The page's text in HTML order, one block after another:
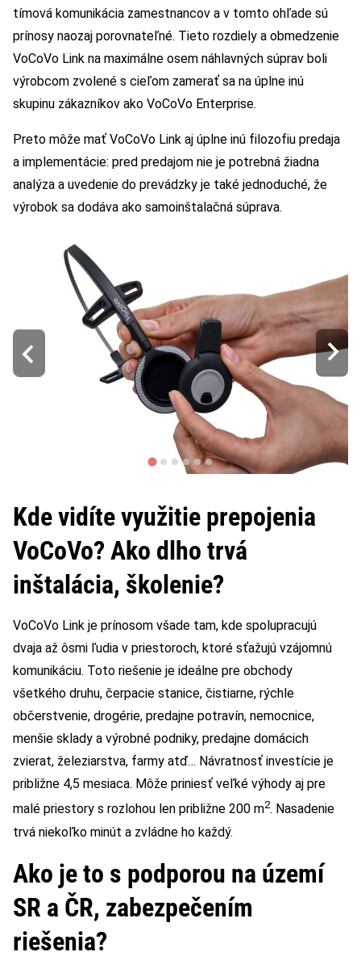
tímová komunikácia zamestnancov a v tomto ohľade sú
prínosy naozaj porovnateľné. Tieto rozdiely a obmedzenie
VoCoVo Link na maximálne osem náhlavných súprav boli
výrobcom zvolené s cieľom zamerať sa na úplne inú
skupinu zákazníkov ako VoCoVo Enterprise.
Preto môže mať VoCoVo Link aj úplne inú filozofiu predaja
a implementácie: pred predajom nie je potrebná žiadna
analýza a uvedenie do prevádzky je také jednoduché, že
výrobok sa dodáva ako samoinštalačná súprava.
Kde vidíte využitie prepojenia
VoCoVo? Ako dlho trvá
inštalácia, školenie?
VoCoVo Link je prínosom všade tam, kde spolupracujú
dvaja až ôsmi ľudia v priestoroch, ktoré sťažujú vzájomnú
komunikáciu. Toto riešenie je ideálne pre obchody
všetkého druhu, čerpacie stanice, čistiarne, rýchle
občerstvenie, drogérie, predajne potravín, nemocnice,
menšie sklady a výrobné podniky, predajne domácich
zvierat, železiarstva, farmy atď… Návratnosť investície je
približne 4,5 mesiaca. Môže priniesť veľké výhody aj pre
malé priestory s rozlohou len približne 200 m2. Nasadenie
trvá niekoľko minút a zvládne ho každý.
Ako je to s podporou na území
SR a ČR, zabezpečením
riešenia?